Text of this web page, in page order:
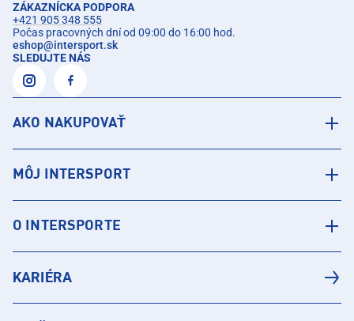
ZÁKAZNÍCKA PODPORA
+421 905 348 555
Počas pracovných dní od 09:00 do 16:00 hod.
eshop@intersport.sk
SLEDUJTE NÁS
AKO NAKUPOVAŤ
MÔJ INTERSPORT
O INTERSPORTE
KARIÉRA